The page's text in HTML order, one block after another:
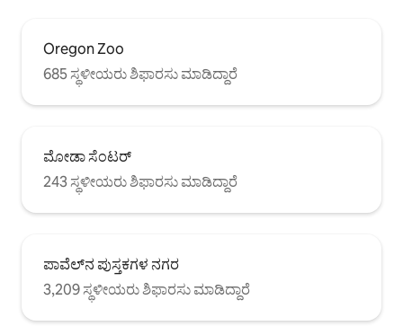
Oregon Zoo
685 ಸ್ಥಳೀಯರು ಶಿಫಾರಸು ಮಾಡಿದ್ದಾರೆ
ಮೋಡಾ ಸೆಂಟರ್
243 ಸ್ಥಳೀಯರು ಶಿಫಾರಸು ಮಾಡಿದ್ದಾರೆ
ಪಾವೆಲ್‌ನ ಪುಸ್ತಕಗಳ ನಗರ
3,209 ಸ್ಥಳೀಯರು ಶಿಫಾರಸು ಮಾಡಿದ್ದಾರೆ